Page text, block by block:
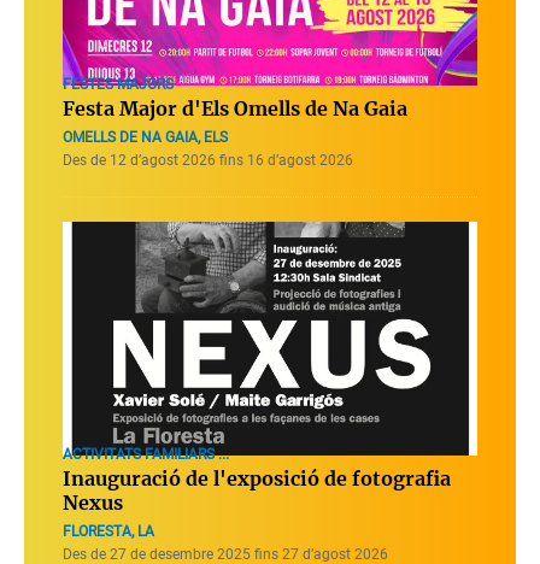
FESTES MAJORS
Festa Major d'Els Omells de Na Gaia
OMELLS DE NA GAIA, ELS
Des de 12 d’agost 2026 fins 16 d’agost 2026
ACTIVITATS FAMILIARS ...
Inauguració de l'exposició de fotografia
Nexus
FLORESTA, LA
Des de 27 de desembre 2025 fins 27 d’agost 2026